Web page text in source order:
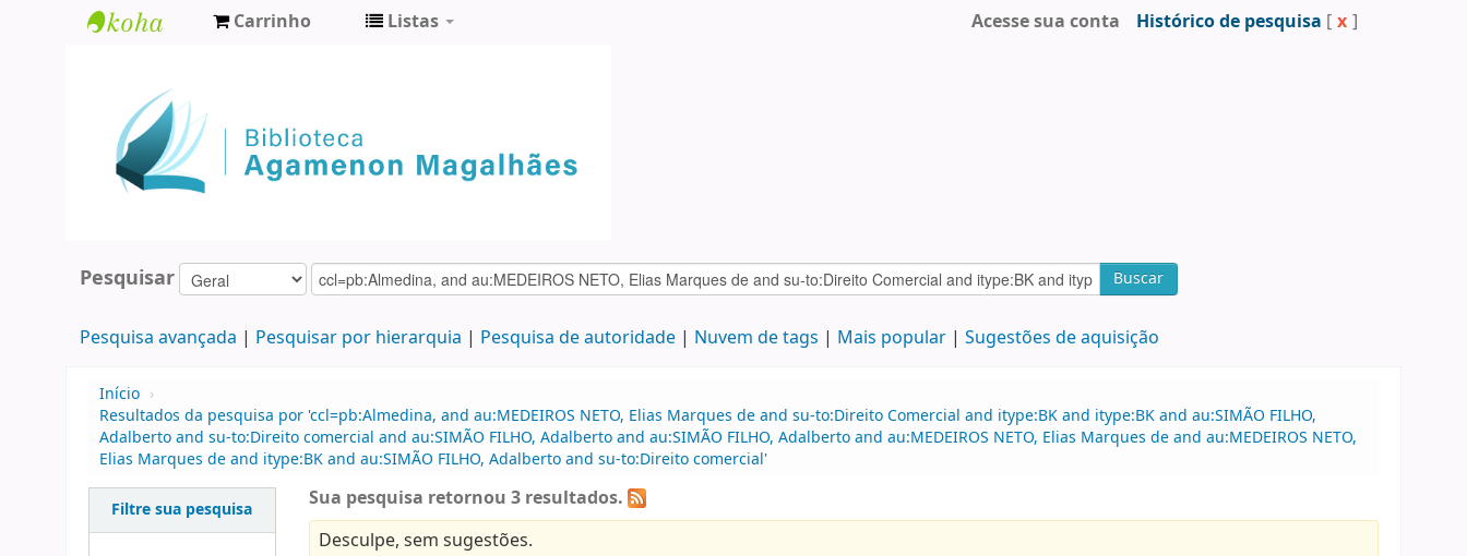
Agamenon
Magalhães
Carrinho Listas Acesse sua conta Histórico de pesquisa [ x ]
Pesquisar Buscar
Pesquisa avançada Pesquisar por hierarquia Pesquisa de autoridade Nuvem de tags Mais popular Sugestões de aquisição
Início ›
Resultados da pesquisa por 'ccl=pb:Almedina, and au:MEDEIROS NETO, Elias Marques de and su-to:Direito Comercial and itype:BK and itype:BK and au:SIMÃO FILHO,
Adalberto and su-to:Direito comercial and au:SIMÃO FILHO, Adalberto and au:SIMÃO FILHO, Adalberto and au:MEDEIROS NETO, Elias Marques de and au:MEDEIROS NETO,
Elias Marques de and itype:BK and au:SIMÃO FILHO, Adalberto and su-to:Direito comercial'
Filtre sua pesquisa
Sua pesquisa retornou 3 resultados.
Desculpe, sem sugestões.